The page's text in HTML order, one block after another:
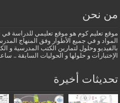
من نحن
موقع تعليم كوم هو موقع تعليمي للدراسة
المواد و في جميع الأطوار وفق المنهاج
بالفيديو وحلول لتمارين الكتب المدرسية و
الإختبارات و حلولها و الحوليات السابقة ..
تحديثات أخيرة